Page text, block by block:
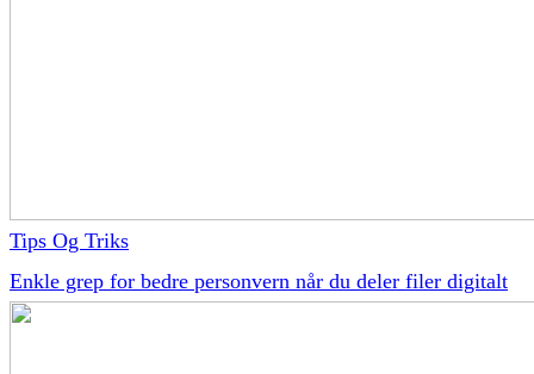
Tips Og Triks
Enkle grep for bedre personvern når du deler filer digitalt